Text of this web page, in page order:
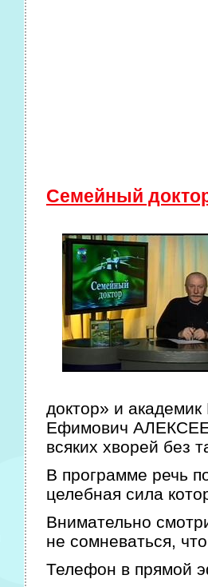
Семейный
доктор» и
Ефимович
всяких хворей без
В программе речь
целебная сила
Внимательно
не сомневаться,
Телефон в прямой